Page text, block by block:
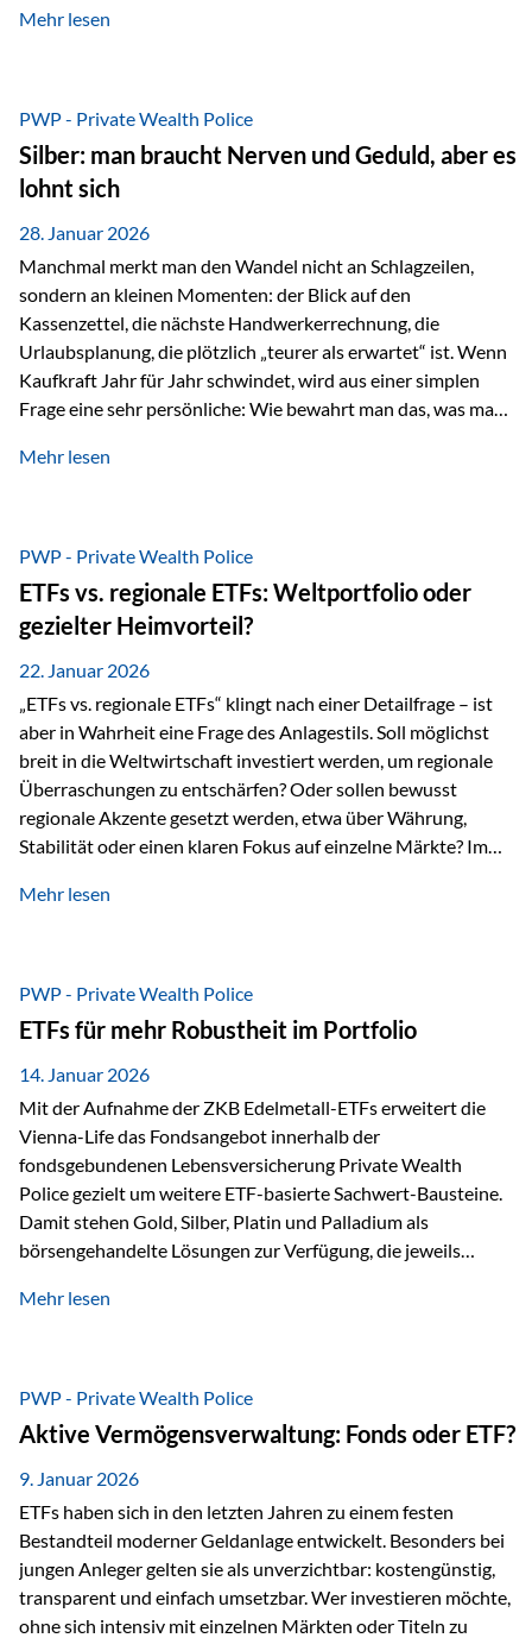
starken Anstiegen. Diese verändern jedoch nicht die
von geopolitischen Spannungen, einer stark ausgeweiteten
Geldmenge sowie strukturellen Verschiebungen an den
Kapitalmärkten geprägt ist, bleibt Gold ein bewährter Anker.
Nicht, weil…
Mehr lesen
PWP - Private Wealth Police
Silber: man braucht Nerven und Geduld, aber es
lohnt sich
28. Januar 2026
Manchmal merkt man den Wandel nicht an Schlagzeilen,
sondern an kleinen Momenten: der Blick auf den
Kassenzettel, die nächste Handwerkerrechnung, die
Urlaubsplanung, die plötzlich „teurer als erwartet“ ist. Wenn
Kaufkraft Jahr für Jahr schwindet, wird aus einer simplen
Frage eine sehr persönliche: Wie bewahrt man das, was man
Sachwerten mit einer Investition in Sachwerte zu
gerade dann, wenn Märkte nervös werden,…
Mehr lesen
PWP - Private Wealth Police
ETFs vs. regionale ETFs: Weltportfolio oder
gezielter Heimvorteil?
22. Januar 2026
„ETFs vs. regionale ETFs“ klingt nach einer Detailfrage – ist
aber in Wahrheit eine Frage des Anlagestils. Soll möglichst
breit in die Weltwirtschaft investiert werden, um regionale
Überraschungen zu entschärfen? Oder sollen bewusst
regionale Akzente gesetzt werden, etwa über Währung,
Stabilität oder einen klaren Fokus auf einzelne Märkte? Im
Wealth Police der Vienna-Life lassen sich beide Ansätze
Risikostreuung, Inflationsrobustheit und Stabilisierung. 1)
Die Philosophiefrage: breit oder bewusst? Global investieren
bedeutet: Das Portfolio bildet die Weltmärkte möglichst
breit ab, ohne die…
Mehr lesen
PWP - Private Wealth Police
ETFs für mehr Robustheit im Portfolio
14. Januar 2026
Mit der Aufnahme der ZKB Edelmetall-ETFs erweitert die
Vienna-Life das Fondsangebot innerhalb der
fondsgebundenen Lebensversicherung Private Wealth
Police gezielt um weitere ETF-basierte Sachwert-Bausteine.
Damit stehen Gold, Silber, Platin und Palladium als
börsengehandelte Lösungen zur Verfügung, die jeweils
dabei nicht auf einzelnen Marktmeinungen, sondern auf
Inflationsrobustheit und Stabilisierung – eingebettet in eine
liechtensteinische Versicherungsstruktur. Die
Sicherheitsarchitektur: Liechtenstein als Strukturprinzip Die
Private Wealth Police positioniert sich mit einer dreistufigen
Sicherheitsarchitektur, die auf mehreren Ebenen ansetzt:
Stufe 1: Versicherer-Ebene • Versicherung mit…
Mehr lesen
PWP - Private Wealth Police
Aktive Vermögensverwaltung: Fonds oder ETF?
9. Januar 2026
ETFs haben sich in den letzten Jahren zu einem festen
Bestandteil moderner Geldanlage entwickelt. Besonders bei
jungen Anleger gelten sie als unverzichtbar: kostengünstig,
transparent und einfach umsetzbar. Wer investieren möchte,
ohne sich intensiv mit einzelnen Märkten oder Titeln zu